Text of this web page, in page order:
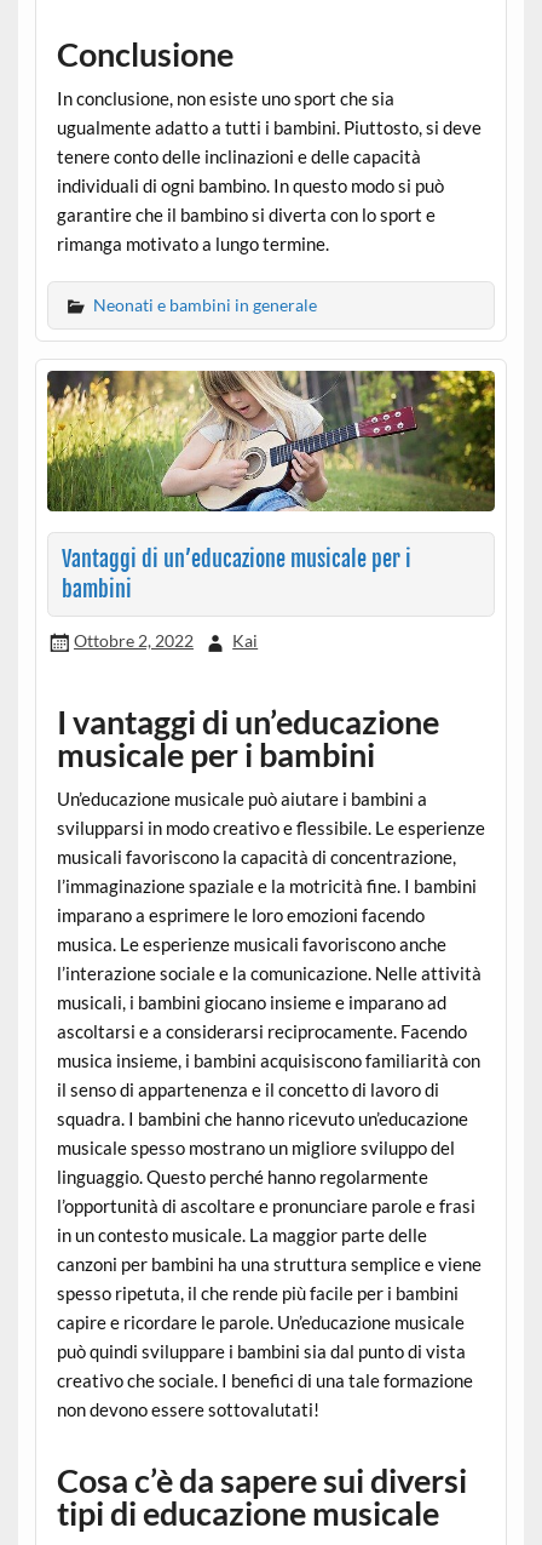
Conclusione
In conclusione, non esiste uno sport che sia
ugualmente adatto a tutti i bambini. Piuttosto, si deve
tenere conto delle inclinazioni e delle capacità
individuali di ogni bambino. In questo modo si può
garantire che il bambino si diverta con lo sport e
rimanga motivato a lungo termine.
Neonati e bambini in generale
Vantaggi di un’educazione musicale per i
bambini
Ottobre 2, 2022 Kai
I vantaggi di un’educazione
musicale per i bambini
Un’educazione musicale può aiutare i bambini a
svilupparsi in modo creativo e flessibile. Le esperienze
musicali favoriscono la capacità di concentrazione,
l’immaginazione spaziale e la motricità fine. I bambini
imparano a esprimere le loro emozioni facendo
musica. Le esperienze musicali favoriscono anche
l’interazione sociale e la comunicazione. Nelle attività
musicali, i bambini giocano insieme e imparano ad
ascoltarsi e a considerarsi reciprocamente. Facendo
musica insieme, i bambini acquisiscono familiarità con
il senso di appartenenza e il concetto di lavoro di
squadra. I bambini che hanno ricevuto un’educazione
musicale spesso mostrano un migliore sviluppo del
linguaggio. Questo perché hanno regolarmente
l’opportunità di ascoltare e pronunciare parole e frasi
in un contesto musicale. La maggior parte delle
canzoni per bambini ha una struttura semplice e viene
spesso ripetuta, il che rende più facile per i bambini
capire e ricordare le parole. Un’educazione musicale
può quindi sviluppare i bambini sia dal punto di vista
creativo che sociale. I benefici di una tale formazione
non devono essere sottovalutati!
Cosa c’è da sapere sui diversi
tipi di educazione musicale